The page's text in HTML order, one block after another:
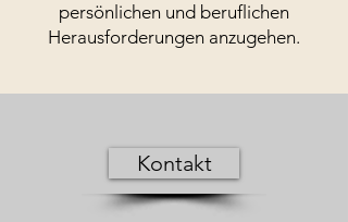
persönlichen und beruflichen
Herausforderungen anzugehen.
Kontakt